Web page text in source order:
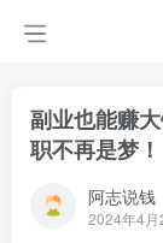
副业也能赚
职不再是梦！
阿志说钱
2024年4